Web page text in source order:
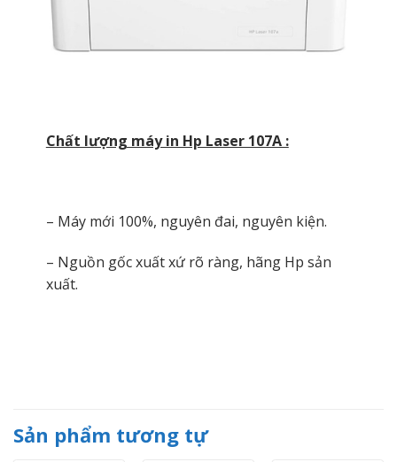
Chất lượng máy in Hp Laser 107A :
– Máy mới 100%, nguyên đai, nguyên kiện.
– Nguồn gốc xuất xứ rõ ràng, hãng Hp sản
xuất.
Sản phẩm tương tự